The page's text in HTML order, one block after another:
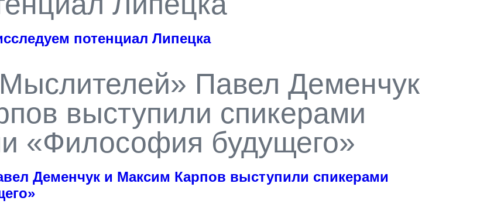
потенциал Липецка
Павел Деменчук
выступили спикерами
«Философия будущего»
Деменчук и Максим Карпов выступили спикерами